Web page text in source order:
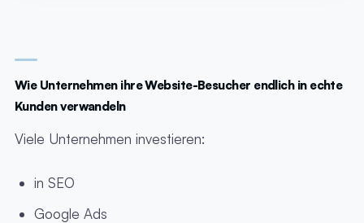
Wie Unternehmen ihre Website-Besucher endlich in echte
Kunden verwandeln
Viele Unternehmen investieren:
in SEO
Google Ads